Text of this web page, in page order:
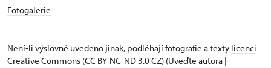
Fotogalerie
Není-li výslovně uvedeno jinak, podléhají fotografie a texty licenci
Creative Commons (CC BY-NC-ND 3.0 CZ) (Uveďte autora |